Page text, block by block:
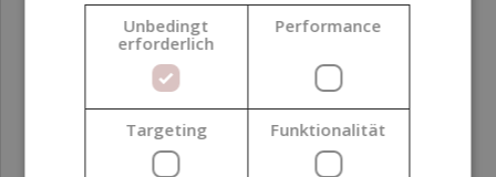
Unbedingt
erforderlich
Performance
Targeting Funktionalität